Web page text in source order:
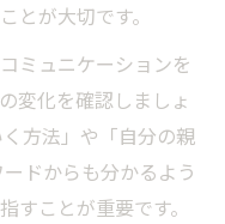
とが大切です。
ミュニケーションを
変化を確認しましょ
方法」や「自分の親
ドからも分かるよう
すことが重要です。